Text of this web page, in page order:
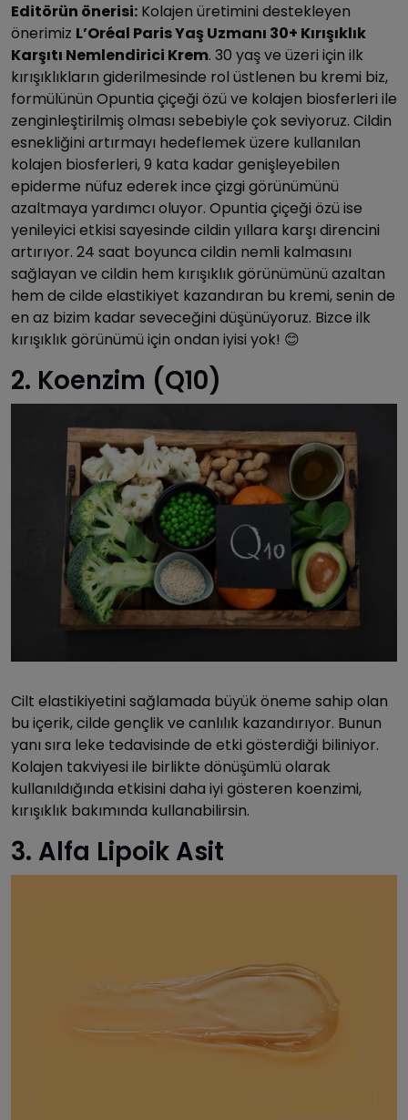
Editörün önerisi: Kolajen üretimini destekleyen
önerimiz L’Oréal Paris Yaş Uzmanı 30+ Kırışıklık
Karşıtı Nemlendirici Krem. 30 yaş ve üzeri için ilk
kırışıklıkların giderilmesinde rol üstlenen bu kremi biz,
formülünün Opuntia çiçeği özü ve kolajen biosferleri ile
zenginleştirilmiş olması sebebiyle çok seviyoruz. Cildin
esnekliğini artırmayı hedeflemek üzere kullanılan
kolajen biosferleri, 9 kata kadar genişleyebilen
epiderme nüfuz ederek ince çizgi görünümünü
azaltmaya yardımcı oluyor. Opuntia çiçeği özü ise
yenileyici etkisi sayesinde cildin yıllara karşı direncini
artırıyor. 24 saat boyunca cildin nemli kalmasını
sağlayan ve cildin hem kırışıklık görünümünü azaltan
hem de cilde elastikiyet kazandıran bu kremi, senin de
en az bizim kadar seveceğini düşünüyoruz. Bizce ilk
kırışıklık görünümü için ondan iyisi yok! 😊
2. Koenzim (Q10)
Cilt elastikiyetini sağlamada büyük öneme sahip olan
bu içerik, cilde gençlik ve canlılık kazandırıyor. Bunun
yanı sıra leke tedavisinde de etki gösterdiği biliniyor.
Kolajen takviyesi ile birlikte dönüşümlü olarak
kullanıldığında etkisini daha iyi gösteren koenzimi,
kırışıklık bakımında kullanabilirsin.
3. Alfa Lipoik Asit